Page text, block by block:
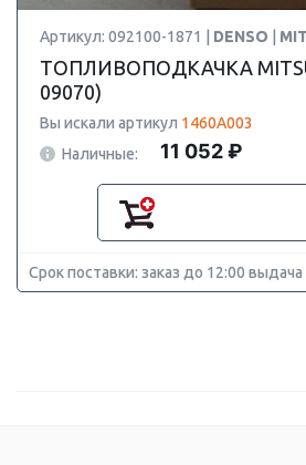
Артикул: 092100-1871 | DENSO
ТОПЛИВОПОДКАЧКА
09070)
Вы искали артикул 1460A003
Наличные:
11 052 ₽
Срок поставки: заказ до 12:00 выдача